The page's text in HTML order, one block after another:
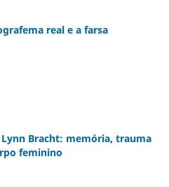
real e a farsa
Bracht: memória, trauma
feminino